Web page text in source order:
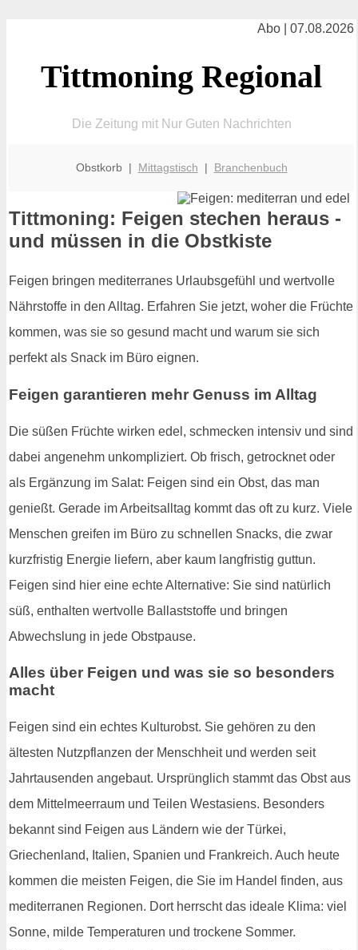
Abo | 07.08.2026
Tittmoning Regional
Die Zeitung mit Nur Guten Nachrichten
Obstkorb | Mittagstisch | Branchenbuch
Tittmoning: Feigen stechen heraus -
und müssen in die Obstkiste
Feigen bringen mediterranes Urlaubsgefühl und wertvolle
Nährstoffe in den Alltag. Erfahren Sie jetzt, woher die Früchte
kommen, was sie so gesund macht und warum sie sich
perfekt als Snack im Büro eignen.
Feigen garantieren mehr Genuss im Alltag
Die süßen Früchte wirken edel, schmecken intensiv und sind
dabei angenehm unkompliziert. Ob frisch, getrocknet oder
als Ergänzung im Salat: Feigen sind ein Obst, das man
genießt. Gerade im Arbeitsalltag kommt das oft zu kurz. Viele
Menschen greifen im Büro zu schnellen Snacks, die zwar
kurzfristig Energie liefern, aber kaum langfristig guttun.
Feigen sind hier eine echte Alternative: Sie sind natürlich
süß, enthalten wertvolle Ballaststoffe und bringen
Abwechslung in jede Obstpause.
Alles über Feigen und was sie so besonders
macht
Feigen sind ein echtes Kulturobst. Sie gehören zu den
ältesten Nutzpflanzen der Menschheit und werden seit
Jahrtausenden angebaut. Ursprünglich stammt das Obst aus
dem Mittelmeerraum und Teilen Westasiens. Besonders
bekannt sind Feigen aus Ländern wie der Türkei,
Griechenland, Italien, Spanien und Frankreich. Auch heute
kommen die meisten Feigen, die Sie im Handel finden, aus
mediterranen Regionen. Dort herrscht das ideale Klima: viel
Sonne, milde Temperaturen und trockene Sommer.